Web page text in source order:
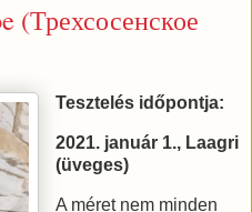
(Трехсосенское
Tesztelés időpontja:
2021. január 1., Laagri
(üveges)
A méret nem minden